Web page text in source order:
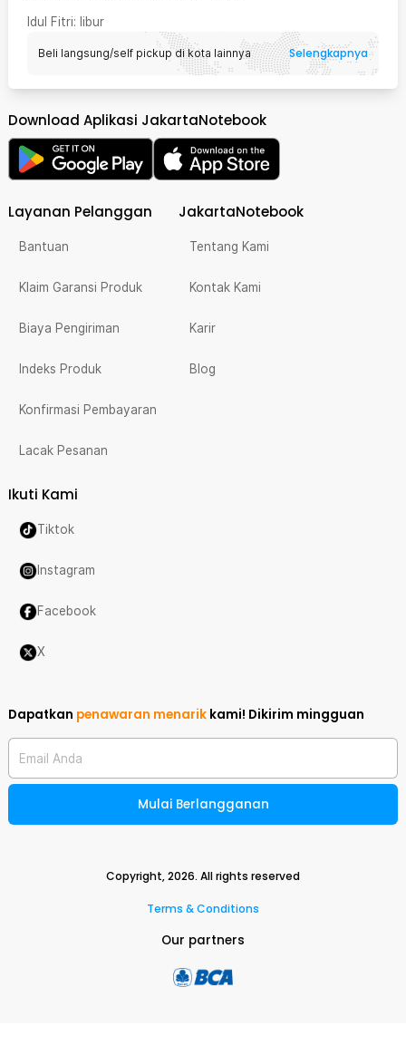
Idul Fitri: libur
Beli langsung/self pickup di kota lainnya Selengkapnya
Download Aplikasi JakartaNotebook
Layanan Pelanggan
Bantuan
Klaim Garansi Produk
Biaya Pengiriman
Indeks Produk
Konfirmasi Pembayaran
Lacak Pesanan
JakartaNotebook
Tentang Kami
Kontak Kami
Karir
Blog
Ikuti Kami
Tiktok
Instagram
Facebook
X
Dapatkan penawaran menarik kami! Dikirim mingguan
Email Anda
Mulai Berlangganan
Copyright,2026. All rights reserved
Terms & Conditions
Our partners